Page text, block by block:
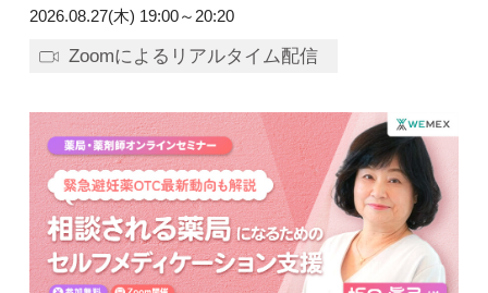
2026.08.27(木) 19:00～20:20
Zoomによるリアルタイム配信